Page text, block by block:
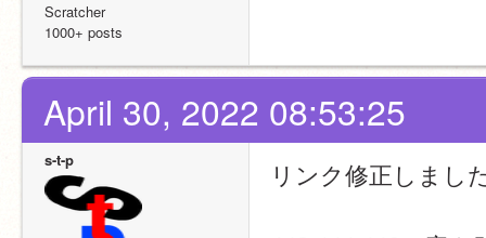
Scratcher
1000+ posts
April 30, 2022 08:53:25
s-t-p リンク修正しまし